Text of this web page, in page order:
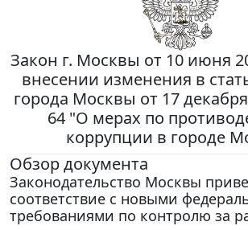
Закон г. Москвы от 10 июня
внесении изменения в
города Москвы от 17
64 "О мерах по
коррупции в городе
Обзор документа
Законодательство Москвы
соответствие с новыми
требованиями по контролю за